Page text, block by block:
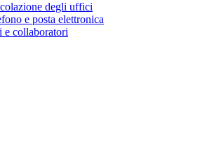
degli uffici
e posta elettronica
e collaboratori